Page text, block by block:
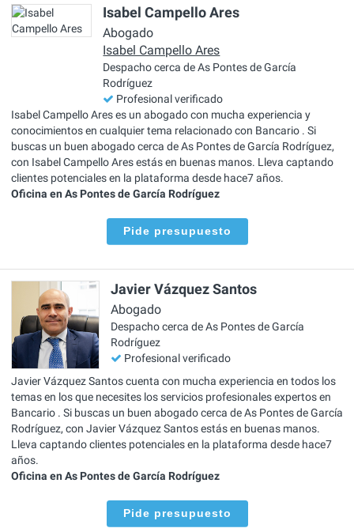
Isabel Campello Ares
Abogado
Isabel Campello Ares
Despacho cerca de As Pontes de García
Rodríguez
Profesional verificado
Isabel Campello Ares es un abogado con mucha experiencia y
conocimientos en cualquier tema relacionado con Bancario . Si
buscas un buen abogado cerca de As Pontes de García Rodríguez,
con Isabel Campello Ares estás en buenas manos. Lleva captando
clientes potenciales en la plataforma desde hace7 años.
Oficina en As Pontes de García Rodríguez
Pide presupuesto
Javier Vázquez Santos
Abogado
Despacho cerca de As Pontes de García
Rodríguez
Profesional verificado
Javier Vázquez Santos cuenta con mucha experiencia en todos los
temas en los que necesites los servicios profesionales expertos en
Bancario . Si buscas un buen abogado cerca de As Pontes de García
Rodríguez, con Javier Vázquez Santos estás en buenas manos.
Lleva captando clientes potenciales en la plataforma desde hace7
años.
Oficina en As Pontes de García Rodríguez
Pide presupuesto